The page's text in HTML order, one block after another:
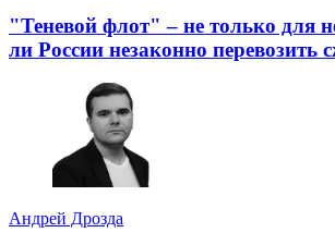
"Теневой флот" – не только для
ли России незаконно перевозить
Андрей Дрозда